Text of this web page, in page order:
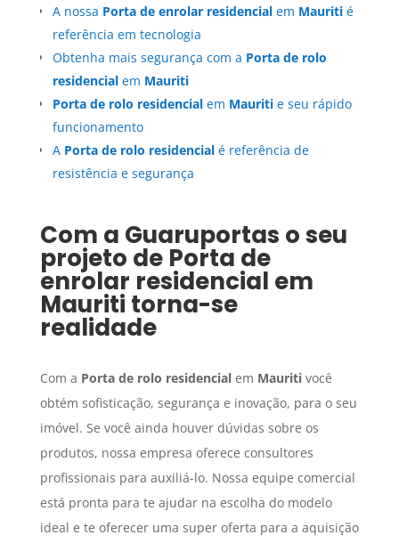
A nossa Porta de enrolar residencialem Mauritié
referência em tecnologia
Obtenha mais segurança com a Porta de rolo
residencialem Mauriti
Porta de rolo residencialem Mauritie seu rápido
funcionamento
A Porta de rolo residencialé referência de
resistência e segurança
Com a Guaruportas o seu
projeto de Porta de
enrolar residencial em
Mauriti torna-se
realidade
Com a Porta de rolo residencialem Mauritivocê
obtém sofisticação, segurança e inovação, para o seu
imóvel. Se você ainda houver dúvidas sobre os
produtos, nossa empresa oferece consultores
profissionais para auxiliá-lo. Nossa equipe comercial
está pronta para te ajudar na escolha do modelo
ideal e te oferecer uma super oferta para a aquisição